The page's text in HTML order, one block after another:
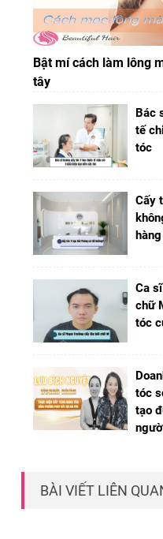
Bật mí cách làm lông
tây
Bác
tế
tóc
Cấy
Ca
chữ
tóc
tóc
tạo
BÀI VIẾT LIÊN